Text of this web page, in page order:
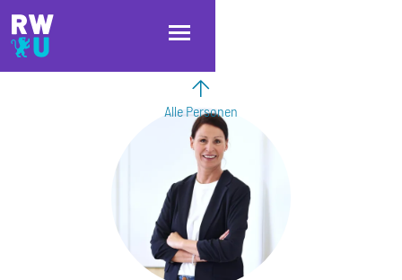
Direkt zum Inhalt
Direkt zur Hauptnavigation
Direkt zum Fußbereich
Alle Personen